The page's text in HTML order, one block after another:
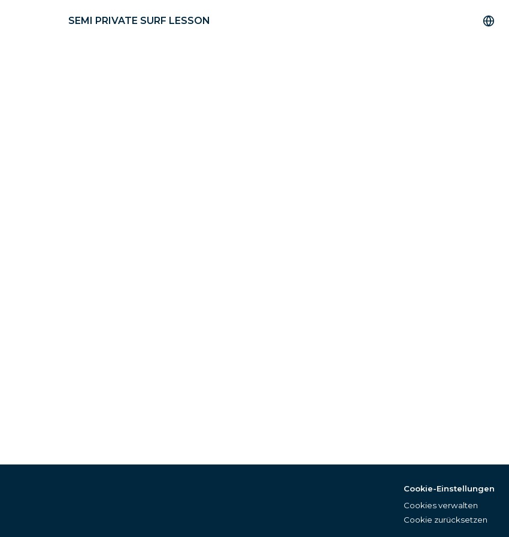
SEMI PRIVATE SURF LESSON
Cookie-Einstellungen
Cookies verwalten
Cookie zurücksetzen